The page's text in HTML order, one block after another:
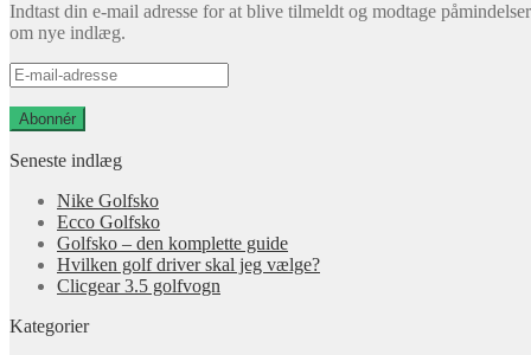
Indtast din e-mail adresse for at blive tilmeldt og modtage påmindelser
om nye indlæg.
E-
mail-
adresse
Abonnér
Seneste indlæg
Nike Golfsko
Ecco Golfsko
Golfsko – den komplette guide
Hvilken golf driver skal jeg vælge?
Clicgear 3.5 golfvogn
Kategorier